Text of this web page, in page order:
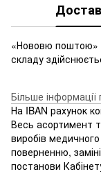
«Нововю поштою»
складу
Більше
На IBAN рахунок
Весь асортимент
виробів
поверненню,
постанови